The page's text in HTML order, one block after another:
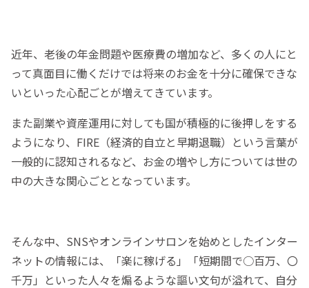
近年、老後の年金問題や医療費の増加など、多くの人にと
って真面目に働くだけでは将来のお金を十分に確保できな
いといった心配ごとが増えてきています。
また副業や資産運用に対しても国が積極的に後押しをする
ようになり、FIRE（経済的自立と早期退職）という言葉が
一般的に認知されるなど、お金の増やし方については世の
中の大きな関心ごととなっています。
そんな中、SNSやオンラインサロンを始めとしたインター
ネットの情報には、「楽に稼げる」「短期間で○百万、〇
千万」といった人々を煽るような謳い文句が溢れて、自分